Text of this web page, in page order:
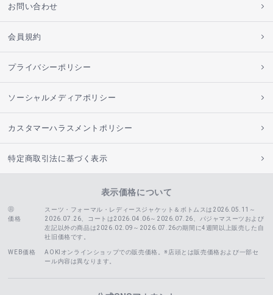
お問い合わせ
会員規約
プライバシーポリシー
ソーシャルメディアポリシー
カスタマーハラスメントポリシー
特定商取引法に基づく表示
表示価格について
価格
スーツ・フォーマル・レディースジャケット＆ボトムスは2026.05.11～
2026.07.26、コートは2026.04.06～2026.07.26、
パジャマスーツおよび
左記以外の商品は2026.02.09～2026.07.26の期間に4週間以上販売した自
社旧価格です。
WEB価格
AOKIオンラインショップでの販売価格。※店頭とは販売価格および一部セ
ール内容は異なります。